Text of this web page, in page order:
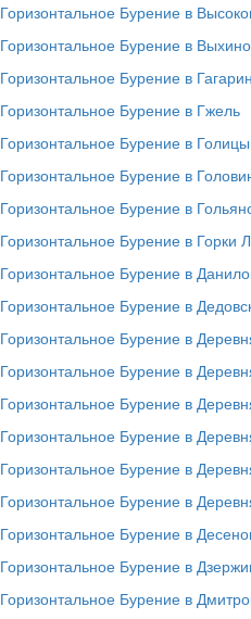
Горизонтальное Бурение в
Горизонтальное Бурение в
Горизонтальное Бурение в
Горизонтальное Бурение в Гжель
Горизонтальное Бурение в
Горизонтальное Бурение в
Горизонтальное Бурение в
Горизонтальное Бурение в Горки
Горизонтальное Бурение в
Горизонтальное Бурение в
Горизонтальное Бурение в
Горизонтальное Бурение в
Горизонтальное Бурение в
Горизонтальное Бурение в
Горизонтальное Бурение в
Горизонтальное Бурение в
Горизонтальное Бурение в
Горизонтальное Бурение в
Горизонтальное Бурение в